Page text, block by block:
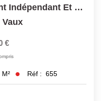
Maison Avec Appartement Indépendant Et Nombreuses...
Vaux
€
M² Réf : 655